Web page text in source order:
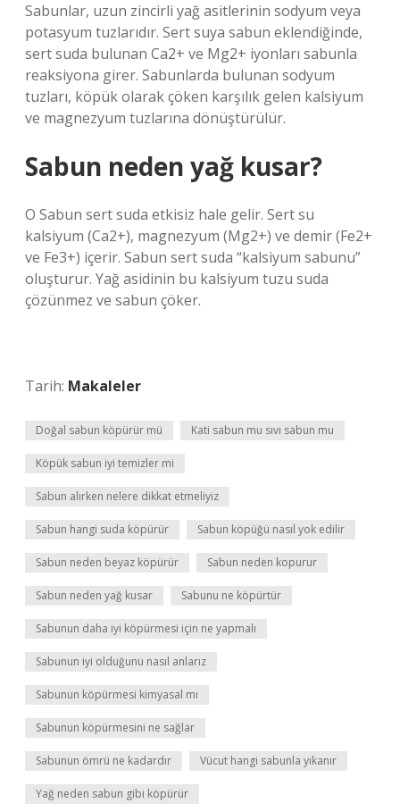
Sabunlar, uzun zincirli yağ asitlerinin sodyum veya
potasyum tuzlarıdır. Sert suya sabun eklendiğinde,
sert suda bulunan Ca2+ ve Mg2+ iyonları sabunla
reaksiyona girer. Sabunlarda bulunan sodyum
tuzları, köpük olarak çöken karşılık gelen kalsiyum
ve magnezyum tuzlarına dönüştürülür.
Sabun neden yağ kusar?
О Sabun sert suda etkisiz hale gelir. Sert su
kalsiyum (Ca2+), magnezyum (Mg2+) ve demir (Fe2+
ve Fe3+) içerir. Sabun sert suda “kalsiyum sabunu”
oluşturur. Yağ asidinin bu kalsiyum tuzu suda
çözünmez ve sabun çöker.
Tarih: Makaleler
Doğal sabun köpürür mü Kati sabun mu sıvı sabun mu
Köpük sabun iyi temizler mi
Sabun alırken nelere dikkat etmeliyiz
Sabun hangi suda köpürür Sabun köpüğü nasıl yok edilir
Sabun neden beyaz köpürür Sabun neden kopurur
Sabun neden yağ kusar Sabunu ne köpürtür
Sabunun daha iyi köpürmesi için ne yapmalı
Sabunun iyi olduğunu nasıl anlarız
Sabunun köpürmesi kimyasal mı
Sabunun köpürmesini ne sağlar
Sabunun ömrü ne kadardır Vücut hangi sabunla yıkanır
Yağ neden sabun gibi köpürür